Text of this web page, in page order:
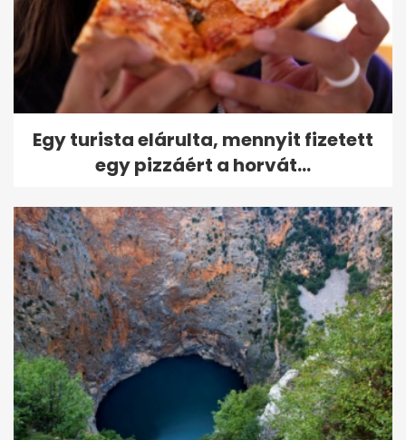
Egy turista elárulta, mennyit fizetett
egy pizzáért a horvát...